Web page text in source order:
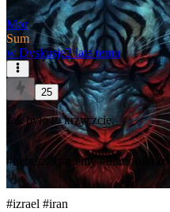
Mor
Sum
w Dyskusje2 lata temu
25
Jak było to krzyczcie.
#heheszki #memy
#izrael #iran